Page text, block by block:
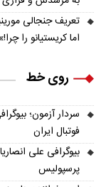
تعریف جنجالی
اما کریستیانو را چرا!»
روی خط
سردار آزمون؛
فوتبال ایران
بیوگرافی علی
پرسپولیس